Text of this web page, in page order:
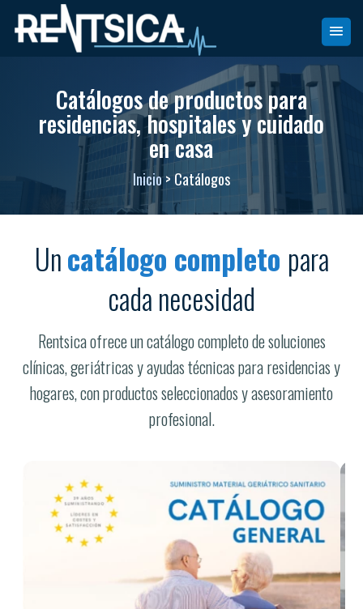
Catálogos de productos para
residencias, hospitales y cuidado
en casa
Inicio> Catálogos
Uncatálogo completo para
cada necesidad
Rentsica ofrece un catálogo completo de soluciones
clínicas, geriátricas y ayudas técnicas para residencias y
hogares, con productos seleccionados y asesoramiento
profesional.